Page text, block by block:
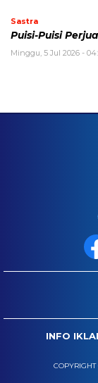
Sastra
Puisi-Puisi
Minggu, 5 Jul 2026 -
INFO